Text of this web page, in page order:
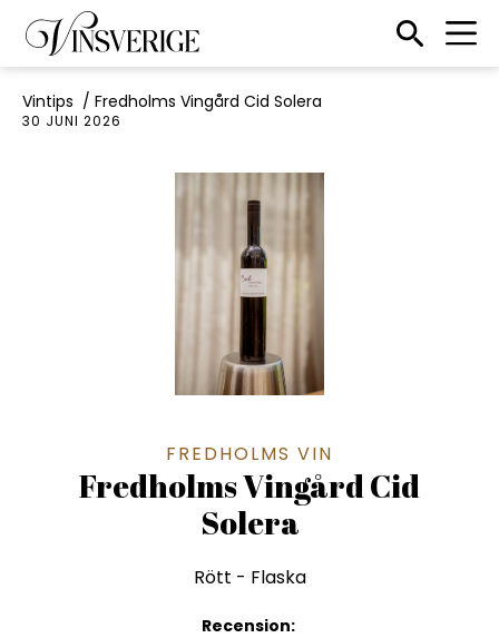
Till startsidan Sökikon
Vintips / Fredholms Vingård Cid Solera
30 JUNI 2026
FREDHOLMS VIN
Fredholms Vingård Cid
Solera
Rött - Flaska
Recension: